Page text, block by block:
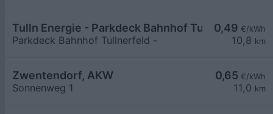
0,49 €/kWh
10,8 km
Tulln Energie - Parkdeck Bahnhof Tullnerfeld 1
Parkdeck Bahnhof Tullnerfeld -
0,65 €/kWh
11,0 km
Zwentendorf, AKW
Sonnenweg 1